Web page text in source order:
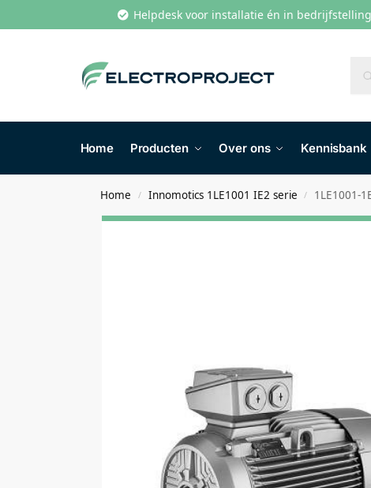
Helpdesk voor installatie én in bedrijfstelling
Home Producten Over ons Kennisbank
Home / Innomotics 1LE1001 IE2 serie / 1LE1001-